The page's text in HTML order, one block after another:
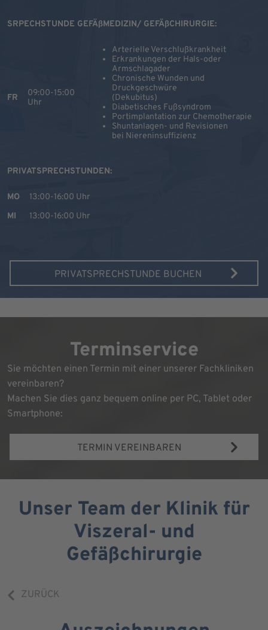
SRPECHSTUNDE GEFÄßMEDIZIN/ GEFÄßCHIRURGIE:
FR
09:00-15:00
Uhr
Arterielle Verschlußkrankheit
Erkrankungen der Hals-oder
Armschlagader
Chronische Wunden und
Druckgeschwüre
(Dekubitus)
Diabetisches Fußsyndrom
Portimplantation zur Chemotherapie
Shuntanlagen- und Revisionen
bei Niereninsuffizienz
PRIVATSPRECHSTUNDEN:
MO
13:00-16:00 Uhr
MI
13:00-16:00 Uhr
PRIVATSPRECHSTUNDE BUCHEN
Terminservice
Sie möchten einen Termin mit einer unserer Fachkliniken
vereinbaren?
Machen Sie dies ganz bequem online per PC, Tablet oder
Smartphone:
TERMIN VEREINBAREN
Unser Team der Klinik für
Viszeral- und
Gefäßchirurgie
ZURÜCK